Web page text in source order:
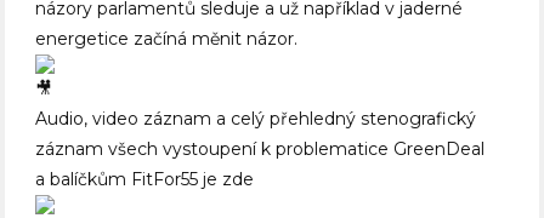
názory parlamentů sleduje a už například v jaderné
energetice začíná měnit názor.
Audio, video záznam a celý přehledný stenografický
záznam všech vystoupení k problematice GreenDeal
a balíčkům FitFor55 je zde